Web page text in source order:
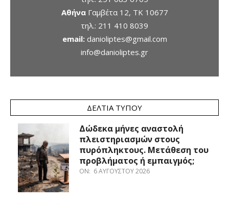
ΑθήναΓαμβέτα 12, ΤΚ 10677
τηλ.: 211 410 8039
email: danioliptes@gmail.com
info@danioliptes.gr
ΔΕΛΤΊΑ ΤΎΠΟΥ
Δώδεκα μήνες αναστολή
πλειστηριασμών στους
πυρόπληκτους. Μετάθεση του
προβλήματος ή εμπαιγμός;
ON: 6 ΑΥΓΟΎΣΤΟΥ 2026